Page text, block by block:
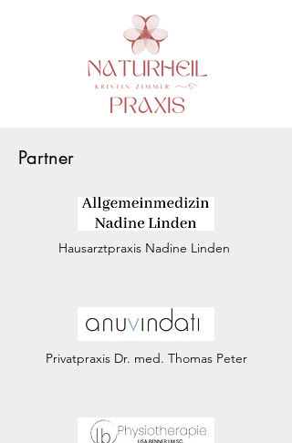
Partner
Hausarztpraxis Nadine Linden
Privatpraxis Dr. med. Thomas Peter